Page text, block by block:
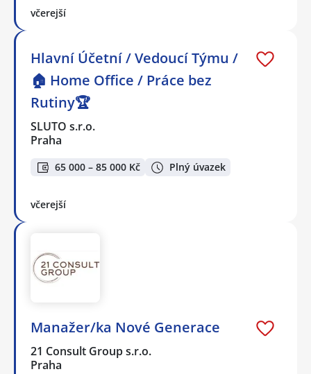
včerejší
Hlavní Účetní / Vedoucí Týmu /
🏠 Home Office / Práce bez
Rutiny🏆
SLUTO s.r.o.
Praha
65 000 – 85 000 Kč Plný úvazek
včerejší
Manažer/ka Nové Generace
21 Consult Group s.r.o.
Praha